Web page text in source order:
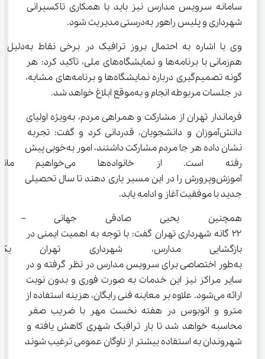
سامانه سرویس مدارس نیز باید با همکاری تاکسیرانی
شهرداری و پلیس راهور به‌درستی مدیریت شود.
وی با اشاره به احتمال بروز ترافیک در برخی نقاط به‌دلیل
هم‌زمانی با برنامه‌ها و نمایشگاه‌های ملی، تأکید کرد: هر
گونه تصمیم‌گیری درباره نمایشگاه‌ها و برنامه‌های مشابه،
در جلسات مربوطه انجام و به‌موقع ابلاغ خواهد شد.
فرماندار تهران از مشارکت و همراهی مردم، به‌ویژه اولیای
دانش‌آموزان و دانشجویان، قدردانی کرد و گفت: تجربه
نشان داده هر جا مردم مشارکت داشتند، امور به‌خوبی پیش
رفته است. از
آموزش‌وپرورش را در این مسیر یاری دهند تا سال تحصیلی
جدید با موفقیت آغاز و ادامه یابد.
همچنین یحیی صادقی جهانی –
۲۲ گانه شهرداری تهران گفت: با توجه به اهمیت ایمنی در
بازگشایی مدارس، شهرداری
به‌طور اختصاصی برای سرویس مدارس در نظر گرفته و در
سایر مراکز نیز این خدمات به صورت فوری و بدون نوبت
ارائه می‌شود. علاوه بر معاینه فنی رایگان، هزینه استفاده از
مترو و اتوبوس در هفته نخست مهر با ضریب صفر
محاسبه خواهد شد تا بار ترافیک شهری کاهش یافته و
شهروندان به استفاده بیشتر از ناوگان عمومی ترغیب شوند